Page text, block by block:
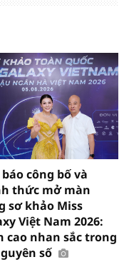
báo công bố và
thức mở màn
sơ khảo Miss
Việt Nam 2026:
cao nhan sắc trong
số